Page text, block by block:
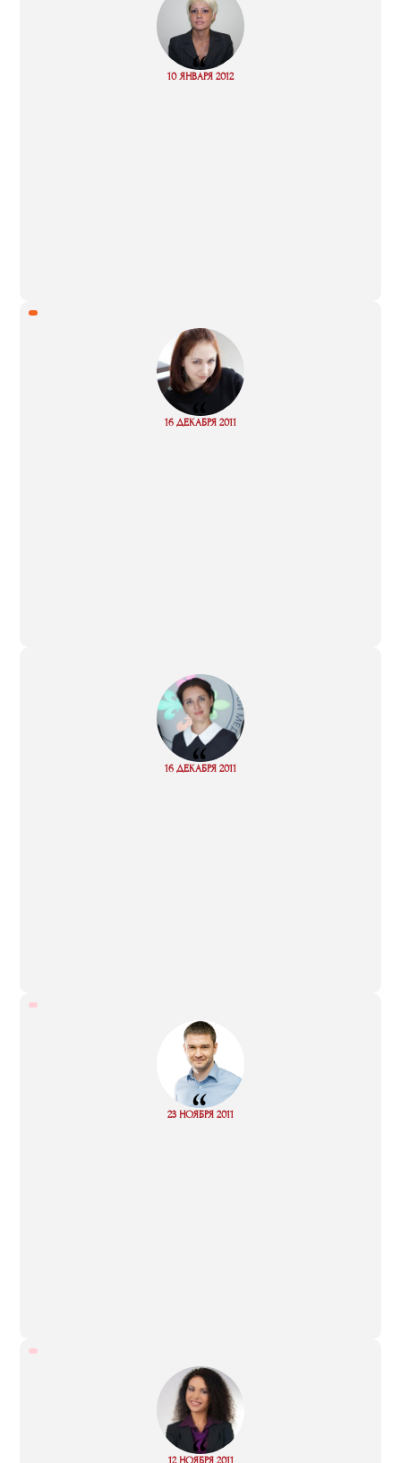
“
10 ЯНВАРЯ 2012
Read
“
16 ДЕКАБРЯ 2011
Read
“
16 ДЕКАБРЯ 2011
Read
“
23 НОЯБРЯ 2011
Read
12 НОЯБРЯ 2011
Read